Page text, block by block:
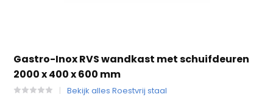
Gastro-Inox RVS wandkast met schuifdeuren
2000 x 400 x 600 mm
Bekijk alles Roestvrij staal